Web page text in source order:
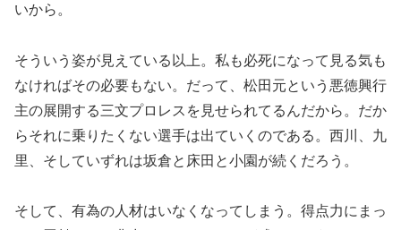
いから。
そういう姿が見えている以上。私も必死になって見る気も
なければその必要もない。だって、松田元という悪徳興行
主の展開する三文プロレスを見せられてるんだから。だか
らそれに乗りたくない選手は出ていくのである。西川、九
里、そしていずれは坂倉と床田と小園が続くだろう。
そして、有為の人材はいなくなってしまう。得点力にまっ